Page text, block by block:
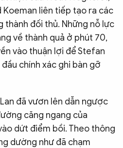
Koeman liên tiếp tạo ra các
thành đối thủ. Những nỗ lực
về thành quả ở phút 70,
vào thuận lợi để Stefan
chính xác ghi bàn gỡ
đã vươn lên dẫn ngược
căng ngang của
dứt điểm bồi. Theo thông
dường như đã chạm